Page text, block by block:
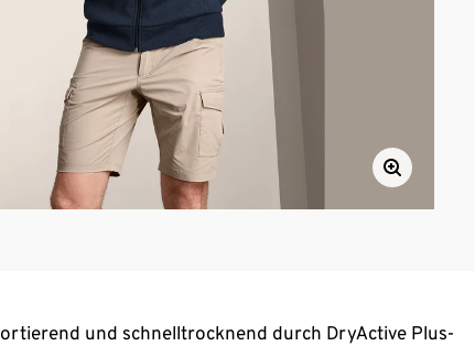
und schnelltrocknend durch DryActive Plus-